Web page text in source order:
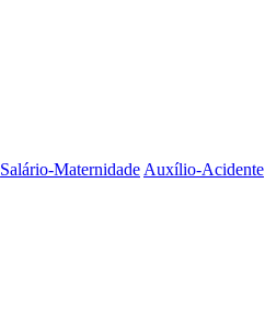
Salário-Maternidade Auxílio-Acidente